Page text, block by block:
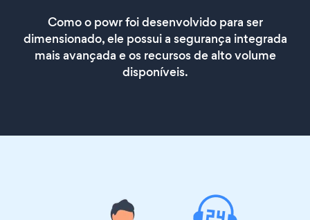
Como o powr foi desenvolvido para ser
dimensionado, ele possui a segurança integrada
mais avançada e os recursos de alto volume
disponíveis.